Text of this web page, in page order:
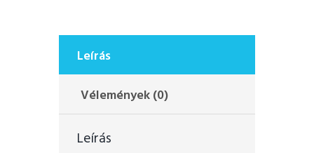
Leírás
Vélemények (0)
Leírás